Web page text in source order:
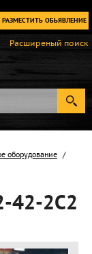
РАЗМЕСТИТЬ ОБЬЯВЛЕНИЕ
Расширеный поиск
оборудование
42-2С2